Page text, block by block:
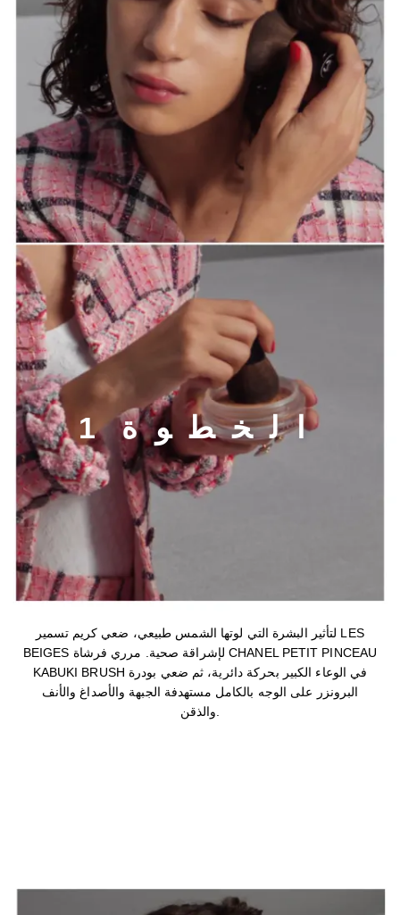
الخطوة 1
الخطوة 1
لتأثير البشرة التي لوتها الشمس طبيعي، ضعي كريم تسمير LES
BEIGES لإشراقة صحية. مرري فرشاة CHANEL PETIT PINCEAU
KABUKI BRUSH في الوعاء الكبير بحركة دائرية، ثم ضعي بودرة
البرونزر على الوجه بالكامل مستهدفة الجبهة والأصداغ والأنف